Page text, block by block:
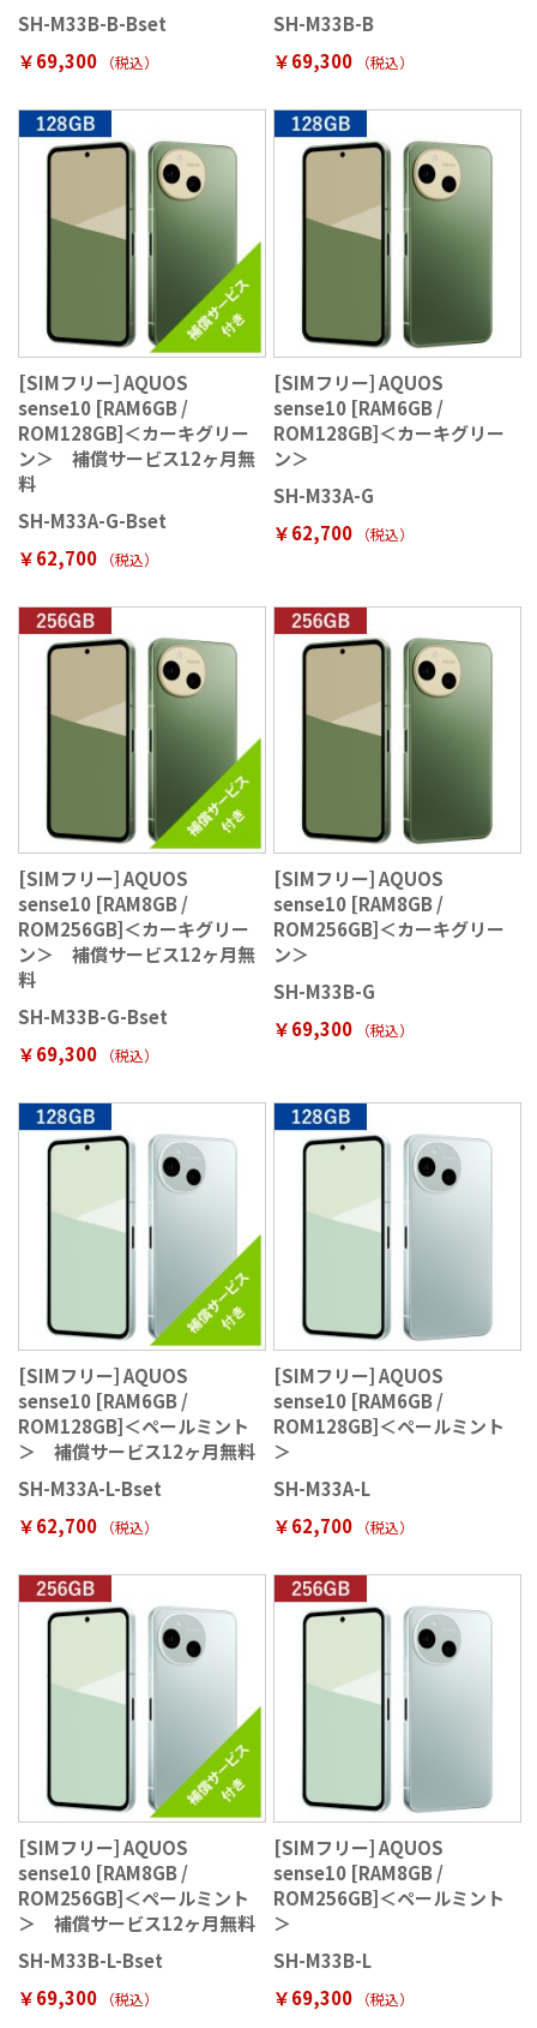
SH-M33B-B-Bset
￥69,300
（税込）
SH-M33B-B
￥69,300
（税込）
[SIMフリー] AQUOS
sense10 [RAM6GB /
ROM128GB]＜カーキグリー
ン＞ 補償サービス12ヶ月無
料
SH-M33A-G-Bset
￥62,700
（税込）
[SIMフリー] AQUOS
sense10 [RAM6GB /
ROM128GB]＜カーキグリー
ン＞
SH-M33A-G
￥62,700
（税込）
[SIMフリー] AQUOS
sense10 [RAM8GB /
ROM256GB]＜カーキグリー
ン＞ 補償サービス12ヶ月無
料
SH-M33B-G-Bset
￥69,300
（税込）
[SIMフリー] AQUOS
sense10 [RAM8GB /
ROM256GB]＜カーキグリー
ン＞
SH-M33B-G
￥69,300
（税込）
[SIMフリー] AQUOS
sense10 [RAM6GB /
ROM128GB]＜ペールミント
＞ 補償サービス12ヶ月無料
SH-M33A-L-Bset
￥62,700
（税込）
[SIMフリー] AQUOS
sense10 [RAM6GB /
ROM128GB]＜ペールミント
＞
SH-M33A-L
￥62,700
（税込）
[SIMフリー] AQUOS
sense10 [RAM8GB /
ROM256GB]＜ペールミント
＞ 補償サービス12ヶ月無料
SH-M33B-L-Bset
￥69,300
（税込）
[SIMフリー] AQUOS
sense10 [RAM8GB /
ROM256GB]＜ペールミント
＞
SH-M33B-L
￥69,300
（税込）